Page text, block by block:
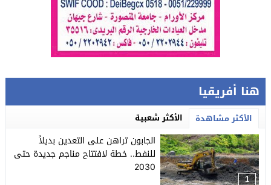
هنا أفريقيا
الأكثر مشاهدة الأكثر شعبية
1
الجابون تراهن على التعدين بديلاً
للنفط.. خطة لافتتاح مناجم جديدة حتى
2030